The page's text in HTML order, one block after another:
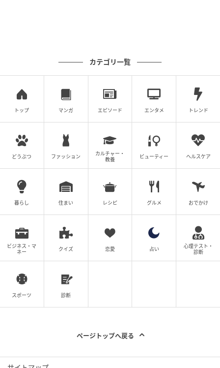
おうし座のキーワード
どっしり感／審美眼／周囲を引きつける発想力／チー
ムプレイで能力発揮／触れ合い／堅実家／収集癖／ク
リエイター／アーティスト／手にできるものを大切に
する／気に入ったものに囲まれた生活
全体運
イミング。なんとなくの疲れや違和感に気づきやすく
て、無理に動くよりも一度立ち止まるほうが結果的に
うまくいくよ。生活や気持ちの整理が次の一歩につな
がるんだ。
対人・恋愛運
距離感を見直したくなる時期。無理に合わせるより、
急がなくていい。自分の気持ちを整理することで見え
カテゴリ一覧
トップ マンガ エピソード エンタメ トレンド
どうぶつ ファッション
カルチャー・
教養
ビューティー ヘルスケア
暮らし 住まい レシピ グルメ おでかけ
ビジネス・マ
ネー
クイズ 恋愛 占い
心理テスト・
診断
スポーツ 診断
ページトップへ戻る